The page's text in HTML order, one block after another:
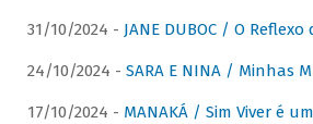
31/10/2024 - JANE DUBOC / O Reflexo
24/10/2024 - SARA E NINA / Minhas
17/10/2024 - MANAKÁ / Sim Viver é